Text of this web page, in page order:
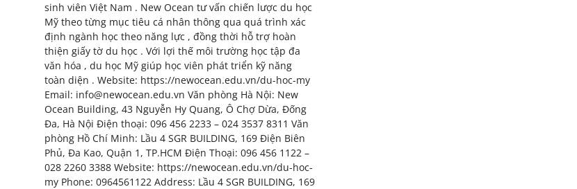
sinh viên Việt Nam . New Ocean tư vấn chiến lược du học
Mỹ theo từng mục tiêu cá nhân thông qua quá trình xác
định ngành học theo năng lực , đồng thời hỗ trợ hoàn
thiện giấy tờ du học . Với lợi thế môi trường học tập đa
văn hóa , du học Mỹ giúp học viên phát triển kỹ năng
toàn diện . Website: https://newocean.edu.vn/du-hoc-my
Email: info@newocean.edu.vn Văn phòng Hà Nội: New
Ocean Building, 43 Nguyễn Hy Quang, Ô Chợ Dừa, Đống
Đa, Hà Nội Điện thoại: 096 456 2233 – 024 3537 8311 Văn
phòng Hồ Chí Minh: Lầu 4 SGR BUILDING, 169 Điện Biên
Phủ, Đa Kao, Quận 1, TP.HCM Điện Thoại: 096 456 1122 –
028 2260 3388 Website: https://newocean.edu.vn/du-hoc-
my Phone: 0964561122 Address: Lầu 4 SGR BUILDING, 169